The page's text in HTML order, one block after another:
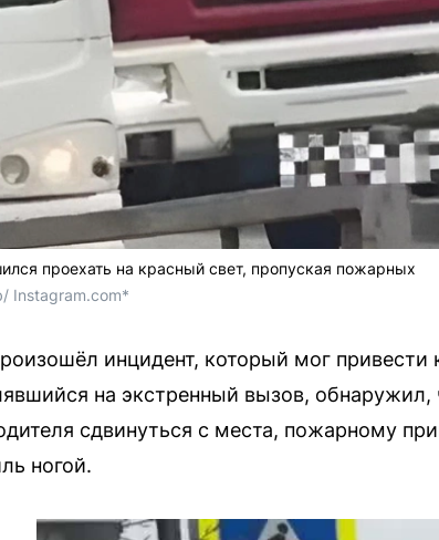
проехать на красный свет, пропуская пожарных
Instagram.com*
инцидент, который мог привести
на экстренный вызов, обнаружил,
сдвинуться с места, пожарному
ногой.